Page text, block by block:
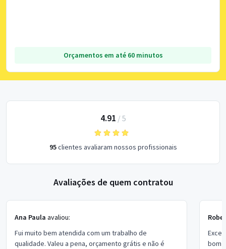
Orçamentos em até 60 minutos
4.91 / 5
95clientes avaliaram nossos profissionais
Avaliações de quem contratou
Ana Paula avaliou:
Fui muito bem atendida com um trabalho de
qualidade. Valeu a pena, orçamento grátis e não é
bom